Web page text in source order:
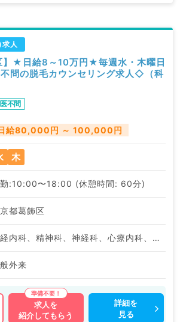
人
】★日給8～10万円★毎週水・木曜日
問の脱毛カウンセリング求人◇（科
不問
給80,000円 ～ 100,000円
木
勤:10:00〜18:00 (休憩時間: 60分)
都葛飾区
神経内科、精神科、神経科、心療内科、アレルギー科、リウマチ科、小児科、整形外科、形成外科、美容外科、脳神経外科、呼吸器外科、心臓血管外科、小児外科、皮膚科、泌尿器科、産婦人科、産科、婦人科、眼科、耳鼻咽喉科、気管食道科、放射線科、リハビリテーション科、麻酔科、ペインクリニック、人工透析科、緩和ケア科、一般内科、循環器内科、呼吸器内科、消化器内科、内分泌・代謝内科、腎臓内科、老年内科、血液内科、外科系全般、一般外科、消化器外科、乳腺外科、総合診療科、美容皮膚科、健診・人間ドック、救急科・ＩＣＵ、病理科、基礎医学系、膠原病科、スポーツ整形外科、大腸・肛門外科、その他、産業医、科目不問
外来
求人を
紹介してもらう
詳細を
見る